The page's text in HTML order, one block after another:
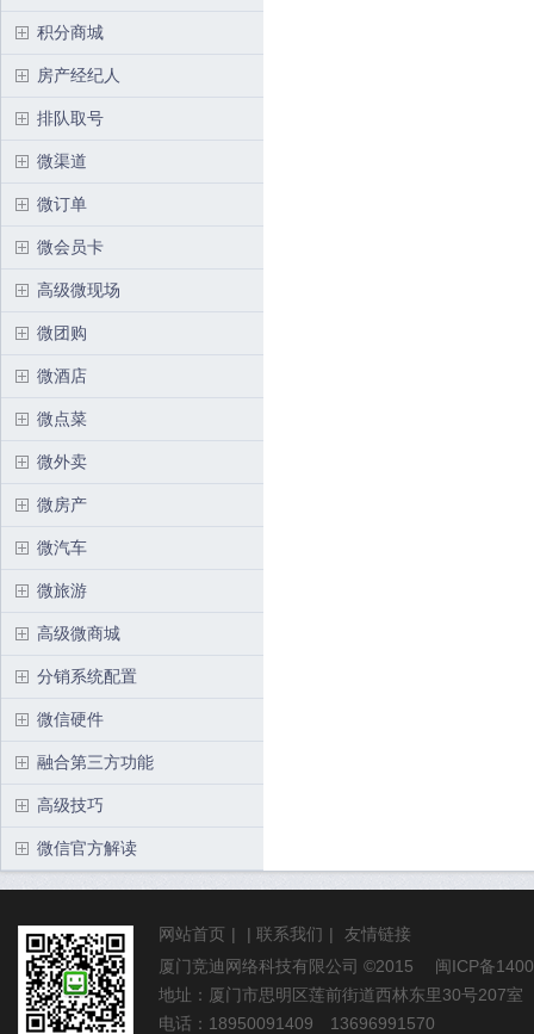
积分商城
房产经纪人
排队取号
微渠道
微订单
微会员卡
高级微现场
微团购
微酒店
微点菜
微外卖
微房产
微汽车
微旅游
高级微商城
分销系统配置
微信硬件
融合第三方功能
高级技巧
微信官方解读
网站首页 | | 联系我们 |
友情链接
厦门竞迪网络科技有限公司 ©2015 闽ICP备
地址：厦门市思明区莲前街道西林东里30号207室
电话：18950091409 13696991570